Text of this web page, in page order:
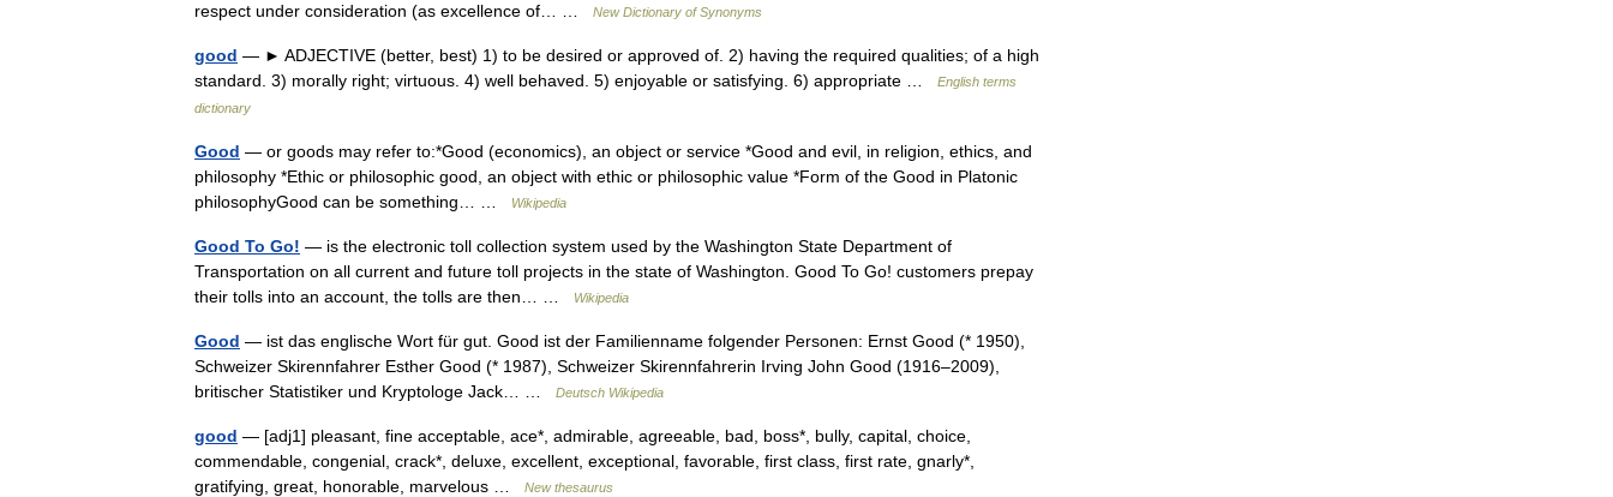
respect under consideration (as excellence of… …
New Dictionary of Synonyms
good — ► ADJECTIVE (better, best) 1) to be desired or approved of. 2) having the required qualities; of a high
standard. 3) morally right; virtuous. 4) well behaved. 5) enjoyable or satisfying. 6) appropriate …
English terms
dictionary
Good — or goods may refer to:*Good (economics), an object or service *Good and evil, in religion, ethics, and
philosophy *Ethic or philosophic good, an object with ethic or philosophic value *Form of the Good in Platonic
philosophyGood can be something… …
Wikipedia
Good To Go! — is the electronic toll collection system used by the Washington State Department of
Transportation on all current and future toll projects in the state of Washington. Good To Go! customers prepay
their tolls into an account, the tolls are then… …
Wikipedia
Good — ist das englische Wort für gut. Good ist der Familienname folgender Personen: Ernst Good (* 1950),
Schweizer Skirennfahrer Esther Good (* 1987), Schweizer Skirennfahrerin Irving John Good (1916–2009),
britischer Statistiker und Kryptologe Jack… …
Deutsch Wikipedia
good — [adj1] pleasant, fine acceptable, ace*, admirable, agreeable, bad, boss*, bully, capital, choice,
commendable, congenial, crack*, deluxe, excellent, exceptional, favorable, first class, first rate, gnarly*,
gratifying, great, honorable, marvelous …
New thesaurus